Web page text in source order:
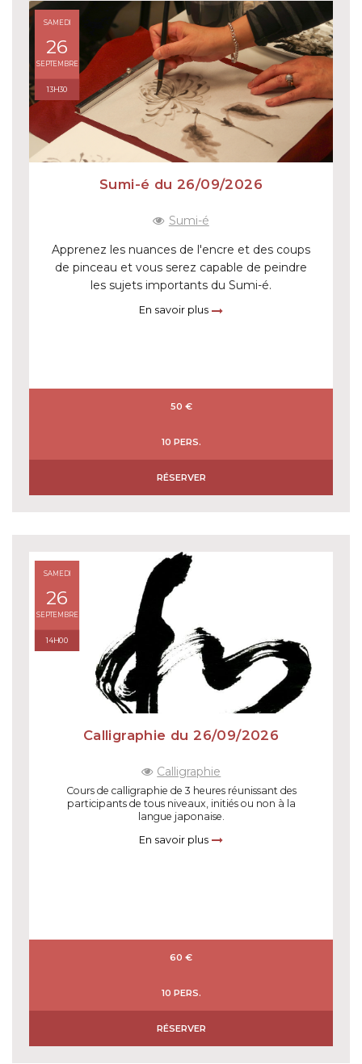
SAMEDI
26
SEPTEMBRE
13H30
Sumi-é du 26/09/2026
Sumi-é
Apprenez les nuances de l'encre et des coups
de pinceau et vous serez capable de peindre
les sujets importants du Sumi-é.
En savoir plus
50 €
10 PERS.
RÉSERVER
SAMEDI
26
SEPTEMBRE
14H00
Calligraphie du 26/09/2026
Calligraphie
Cours de calligraphie de 3 heures réunissant des
participants de tous niveaux, initiés ou non à la
langue japonaise.
En savoir plus
60 €
10 PERS.
RÉSERVER